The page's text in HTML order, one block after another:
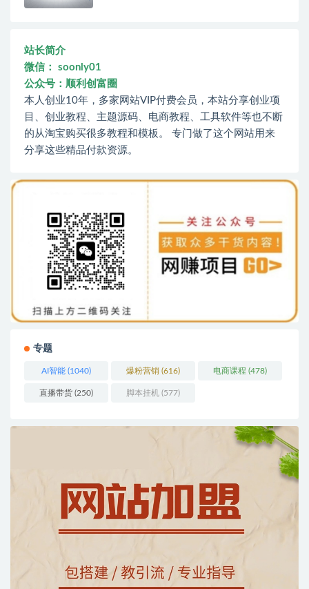
站长简介
微信： soonly01
公众号：顺利创富圈
本人创业10年，多家网站VIP付费会员，本站分享创业项
目、创业教程、主题源码、电商教程、工具软件等也不断
的从淘宝购买很多教程和模板。 专门做了这个网站用来
分享这些精品付款资源。
专题
AI智能 (1040) 爆粉营销 (616) 电商课程 (478)
直播带货 (250) 脚本挂机 (577)